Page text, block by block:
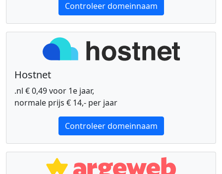
Controleer domeinnaam
Hostnet
.nl € 0,49 voor 1e jaar,
normale prijs € 14,- per jaar
Controleer domeinnaam